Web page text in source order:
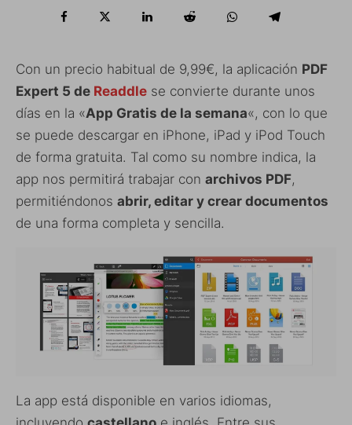
Con un precio habitual de 9,99€, la aplicación PDF
Expert 5 de Readdle se convierte durante unos
días en la «App Gratis de la semana«, con lo que
se puede descargar en iPhone, iPad y iPod Touch
de forma gratuita. Tal como su nombre indica, la
app nos permitirá trabajar con archivos PDF,
permitiéndonos abrir, editar y crear documentos
de una forma completa y sencilla.
La app está disponible en varios idiomas,